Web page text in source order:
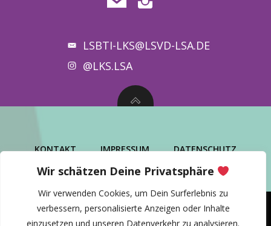
Wir schätzen Deine Privatsphäre
Wir verwenden Cookies, um Dein Surferlebnis zu
verbessern, personalisierte Anzeigen oder Inhalte
einzusetzen und unseren Datenverkehr zu analysieren.
LSBTI-LKS@LSVD-LSA.DE
@LKS.LSA
KONTAKT IMPRESSUM DATENSCHUTZ